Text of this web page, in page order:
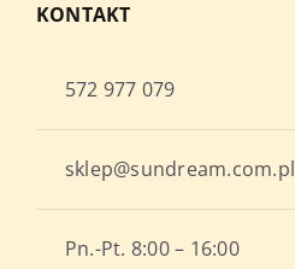
KONTAKT
572 977 079
sklep@sundream.com.pl
Pn.-Pt. 8:00 – 16:00